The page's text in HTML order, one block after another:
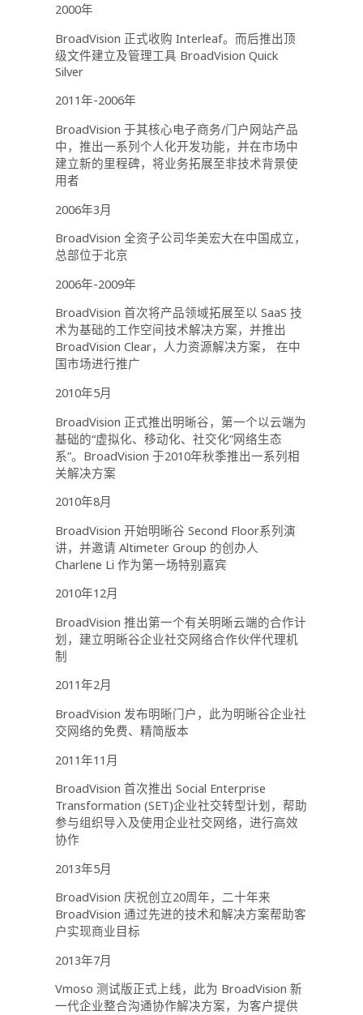
2000年
BroadVision 正式收购 Interleaf。而后推出顶
级文件建立及管理工具 BroadVision Quick
Silver
2011年-2006年
BroadVision 于其核心电子商务/门户网站产品
中，推出一系列个人化开发功能，并在市场中
建立新的里程碑，将业务拓展至非技术背景使
用者
2006年3月
BroadVision 全资子公司华美宏大在中国成立，
总部位于北京
2006年-2009年
BroadVision 首次将产品领域拓展至以 SaaS 技
术为基础的工作空间技术解决方案，并推出
BroadVision Clear，人力资源解决方案， 在中
国市场进行推广
2010年5月
BroadVision 正式推出明晰谷，第一个以云端为
基础的“虚拟化、移动化、社交化”网络生态
系”。BroadVision 于2010年秋季推出一系列相
关解决方案
2010年8月
BroadVision 开始明晰谷 Second Floor系列演
讲，并邀请 Altimeter Group 的创办人
Charlene Li 作为第一场特别嘉宾
2010年12月
BroadVision 推出第一个有关明晰云端的合作计
划，建立明晰谷企业社交网络合作伙伴代理机
制
2011年2月
BroadVision 发布明晰门户，此为明晰谷企业社
交网络的免费、精简版本
2011年11月
BroadVision 首次推出 Social Enterprise
Transformation (SET)企业社交转型计划，帮助
参与组织导入及使用企业社交网络，进行高效
协作
2013年5月
BroadVision 庆祝创立20周年，二十年来
BroadVision 通过先进的技术和解决方案帮助客
户实现商业目标
2013年7月
Vmoso 测试版正式上线，此为 BroadVision 新
一代企业整合沟通协作解决方案，为客户提供